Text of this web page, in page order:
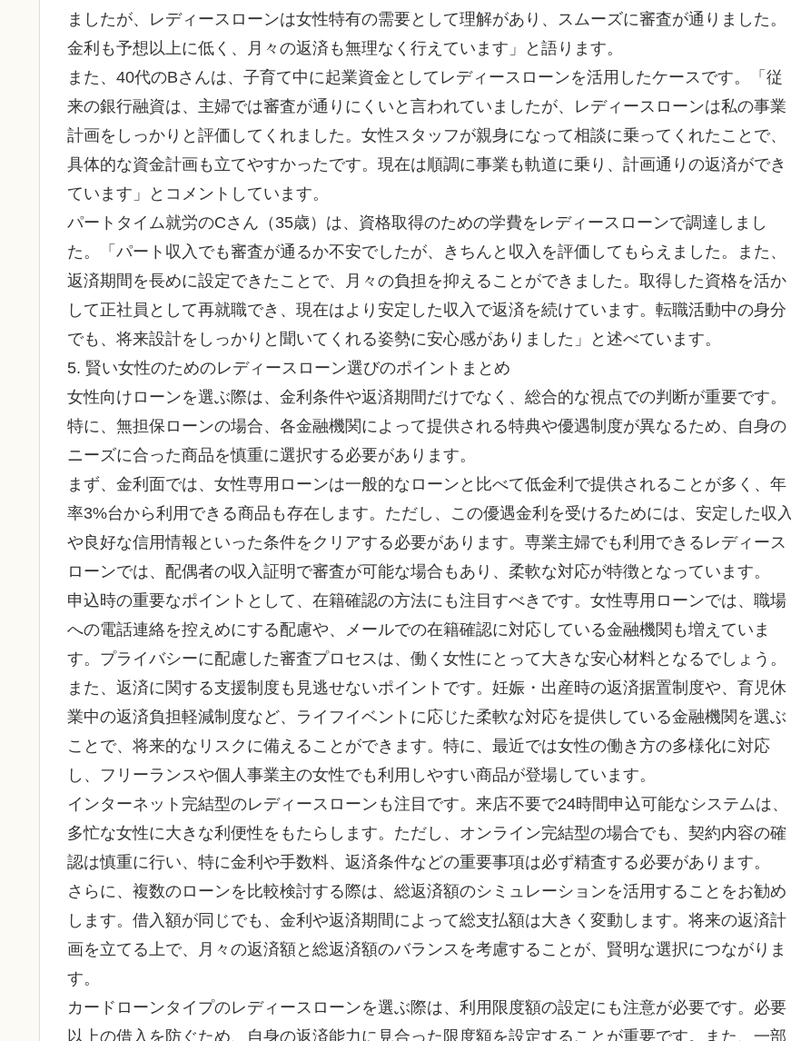
ましたが、レディースローンは女性特有の需要として理解があり、スムーズに審査が通りました。
金利も予想以上に低く、月々の返済も無理なく行えています」と語ります。
また、40代のBさんは、子育て中に起業資金としてレディースローンを活用したケースです。「従
来の銀行融資は、主婦では審査が通りにくいと言われていましたが、レディースローンは私の事業
計画をしっかりと評価してくれました。女性スタッフが親身になって相談に乗ってくれたことで、
具体的な資金計画も立てやすかったです。現在は順調に事業も軌道に乗り、計画通りの返済ができ
ています」とコメントしています。
パートタイム就労のCさん（35歳）は、資格取得のための学費をレディースローンで調達しまし
た。「パート収入でも審査が通るか不安でしたが、きちんと収入を評価してもらえました。また、
返済期間を長めに設定できたことで、月々の負担を抑えることができました。取得した資格を活か
して正社員として再就職でき、現在はより安定した収入で返済を続けています。転職活動中の身分
でも、将来設計をしっかりと聞いてくれる姿勢に安心感がありました」と述べています。
5. 賢い女性のためのレディースローン選びのポイントまとめ
女性向けローンを選ぶ際は、金利条件や返済期間だけでなく、総合的な視点での判断が重要です。
特に、無担保ローンの場合、各金融機関によって提供される特典や優遇制度が異なるため、自身の
ニーズに合った商品を慎重に選択する必要があります。
まず、金利面では、女性専用ローンは一般的なローンと比べて低金利で提供されることが多く、年
率3%台から利用できる商品も存在します。ただし、この優遇金利を受けるためには、安定した収入
や良好な信用情報といった条件をクリアする必要があります。専業主婦でも利用できるレディース
ローンでは、配偶者の収入証明で審査が可能な場合もあり、柔軟な対応が特徴となっています。
申込時の重要なポイントとして、在籍確認の方法にも注目すべきです。女性専用ローンでは、職場
への電話連絡を控えめにする配慮や、メールでの在籍確認に対応している金融機関も増えていま
す。プライバシーに配慮した審査プロセスは、働く女性にとって大きな安心材料となるでしょう。
また、返済に関する支援制度も見逃せないポイントです。妊娠・出産時の返済据置制度や、育児休
業中の返済負担軽減制度など、ライフイベントに応じた柔軟な対応を提供している金融機関を選ぶ
ことで、将来的なリスクに備えることができます。特に、最近では女性の働き方の多様化に対応
し、フリーランスや個人事業主の女性でも利用しやすい商品が登場しています。
インターネット完結型のレディースローンも注目です。来店不要で24時間申込可能なシステムは、
多忙な女性に大きな利便性をもたらします。ただし、オンライン完結型の場合でも、契約内容の確
認は慎重に行い、特に金利や手数料、返済条件などの重要事項は必ず精査する必要があります。
さらに、複数のローンを比較検討する際は、総返済額のシミュレーションを活用することをお勧め
します。借入額が同じでも、金利や返済期間によって総支払額は大きく変動します。将来の返済計
画を立てる上で、月々の返済額と総返済額のバランスを考慮することが、賢明な選択につながりま
す。
カードローンタイプのレディースローンを選ぶ際は、利用限度額の設定にも注意が必要です。必要
以上の借入を防ぐため、自身の返済能力に見合った限度額を設定することが重要です。また、一部